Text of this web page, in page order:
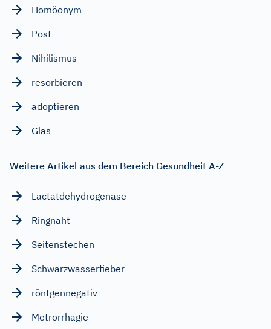
Homöonym
Post
Nihilismus
resorbieren
adoptieren
Glas
Weitere Artikel aus dem Bereich Gesundheit A-Z
Lactatdehydrogenase
Ringnaht
Seitenstechen
Schwarzwasserfieber
röntgennegativ
Metrorrhagie